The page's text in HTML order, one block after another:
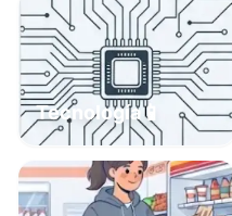
Tecnología📱